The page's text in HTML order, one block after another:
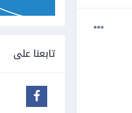
تابعنا على